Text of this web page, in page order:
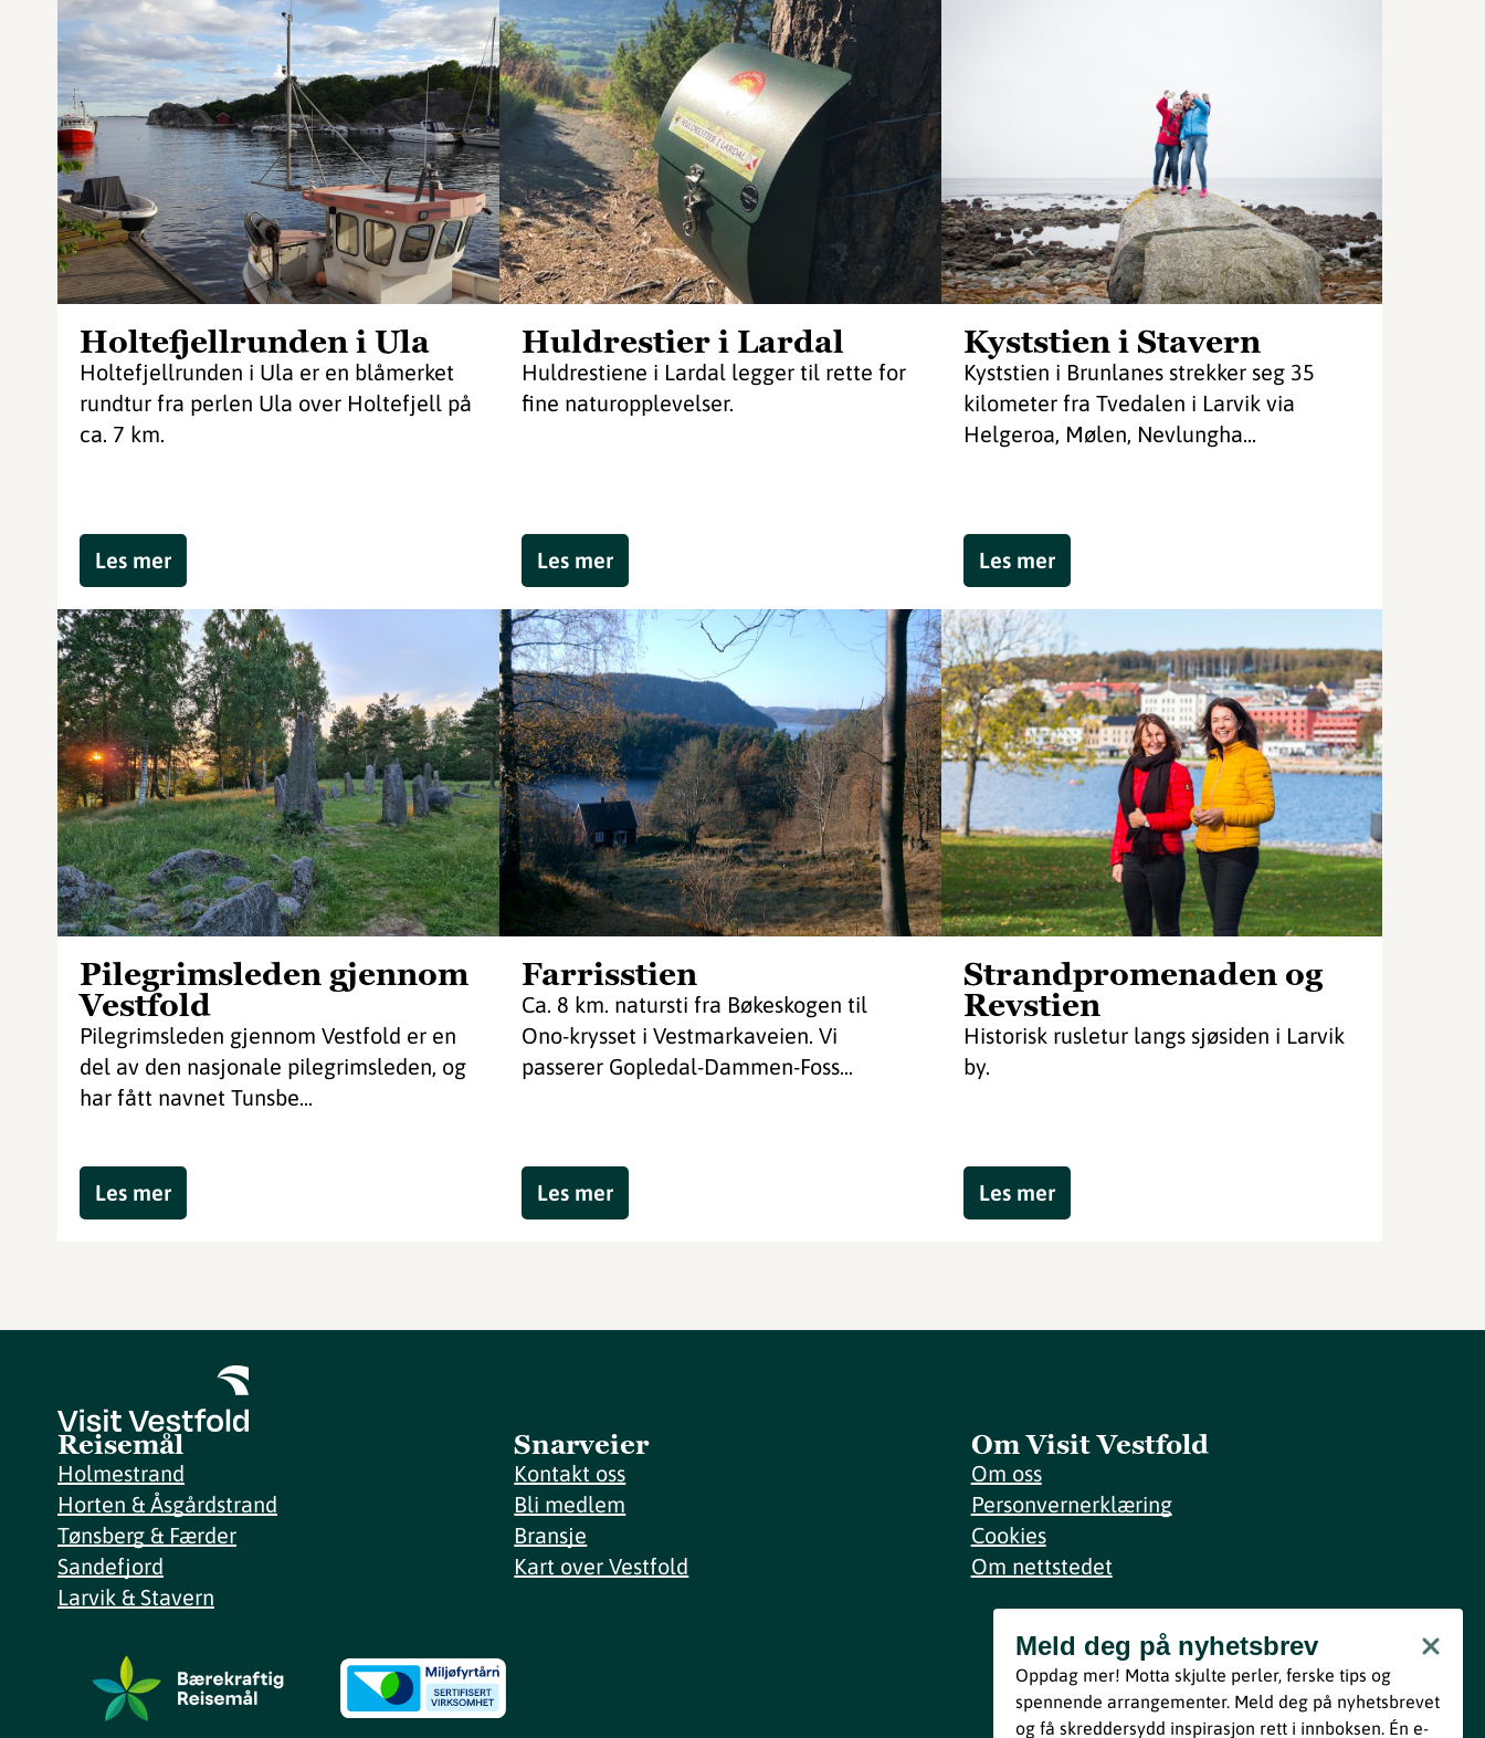
Holtefjellrunden i Ula
Holtefjellrunden i Ula er en blåmerket
rundtur fra perlen Ula over Holtefjell på
ca. 7 km.
Les mer
Huldrestier i Lardal
Huldrestiene i Lardal legger til rette for
fine naturopplevelser.
Les mer
Kyststien i Stavern
Kyststien i Brunlanes strekker seg 35
kilometer fra Tvedalen i Larvik via
Helgeroa, Mølen, Nevlungha...
Les mer
Pilegrimsleden gjennom
Vestfold
Pilegrimsleden gjennom Vestfold er en
del av den nasjonale pilegrimsleden, og
har fått navnet Tunsbe...
Les mer
Farrisstien
Ca. 8 km. natursti fra Bøkeskogen til
Ono-krysset i Vestmarkaveien. Vi
passerer Gopledal-Dammen-Foss...
Les mer
Strandpromenaden og
Revstien
Historisk rusletur langs sjøsiden i Larvik
by.
Les mer
Reisemål
Holmestrand
Horten & Åsgårdstrand
Tønsberg & Færder
Sandefjord
Larvik & Stavern
Snarveier
Kontakt oss
Bli medlem
Bransje
Kart over Vestfold
Om Visit Vestfold
Om oss
Personvernerklæring
Cookies
Om nettstedet
Meld deg på nyhetsbrev
Bli med
Meld deg på nyhetsbrev
Oppdag mer! Motta skjulte perler, ferske tips og
spennende arrangementer. Meld deg på nyhetsbrevet
og få skreddersydd inspirasjon rett i innboksen. Én e-